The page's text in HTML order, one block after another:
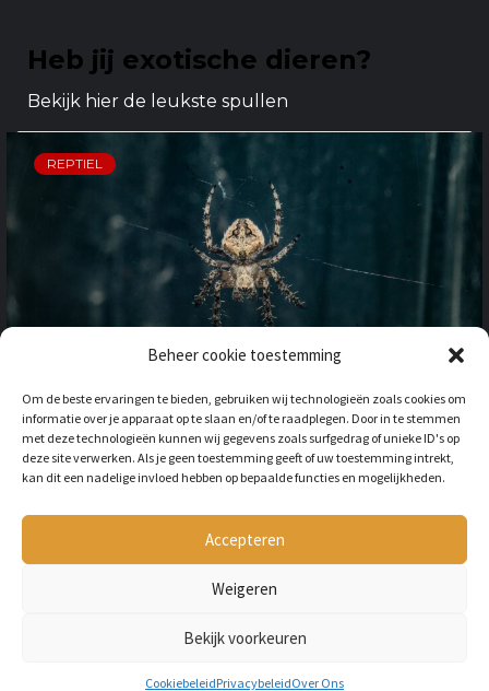
Beheer cookie toestemming
Om de beste ervaringen te bieden, gebruiken wij technologieën zoals cookies om
informatie over je apparaat op te slaan en/of te raadplegen. Door in te stemmen
met deze technologieën kunnen wij gegevens zoals surfgedrag of unieke ID's op
deze site verwerken. Als je geen toestemming geeft of uw toestemming intrekt,
kan dit een nadelige invloed hebben op bepaalde functies en mogelijkheden.
Accepteren
Weigeren
Bekijk voorkeuren
CookiebeleidPrivacybeleidOver Ons
Heb jij exotische dieren?
Bekijk hier de leukste spullen
REPTIEL
BUITENLAND: HOE HOUD JE
REKENING MET
ONGEWENSTE DIEREN?
BY LILIAN 3 JAAR AGO
Als je op vakantie gaat naar het
buitenland, is niet alleen het cultuur en
de temperatuur anders, ook kan het zijn
dat er verschillende dieren...
Copyright © All rights reserved Petmania.nl.